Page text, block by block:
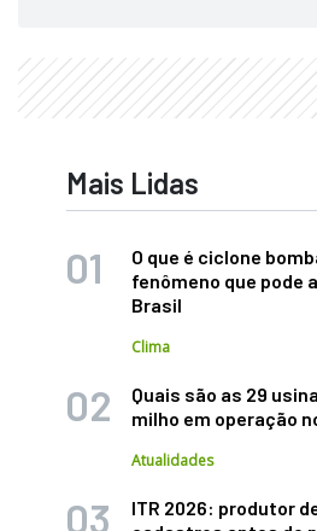
Mais Lidas
O que é ciclone
fenômeno que pode
Brasil
Clima
Quais são as 29
milho em operação
Atualidades
ITR 2026: produtor